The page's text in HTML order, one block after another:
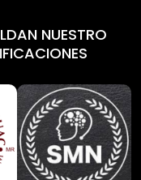
CDMX
en CDMX
en CDMX
en CDMX
en CDMX
NUESTRO